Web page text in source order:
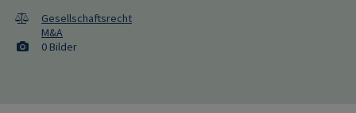
Gesellschaftsrecht
M&A
0 Bilder